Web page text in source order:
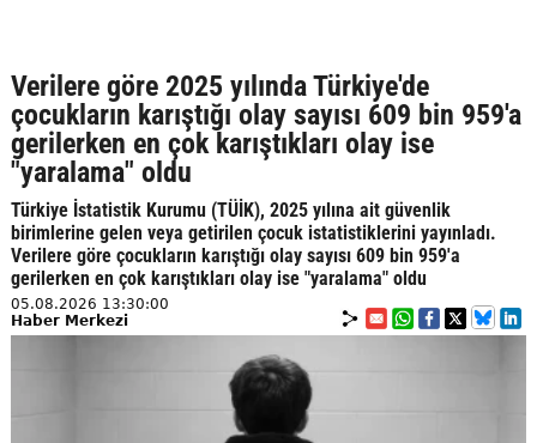
Verilere göre 2025 yılında Türkiye'de
çocukların karıştığı olay sayısı 609 bin 959'a
gerilerken en çok karıştıkları olay ise
"yaralama" oldu
Türkiye İstatistik Kurumu (TÜİK), 2025 yılına ait güvenlik
birimlerine gelen veya getirilen çocuk istatistiklerini yayınladı.
Verilere göre çocukların karıştığı olay sayısı 609 bin 959'a
gerilerken en çok karıştıkları olay ise "yaralama" oldu
05.08.2026 13:30:00
Haber Merkezi